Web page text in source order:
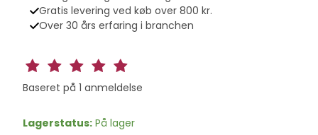
Gratis levering ved køb over 800 kr.
Over 30 års erfaring i branchen
Baseret på 1 anmeldelse
Lagerstatus: På lager